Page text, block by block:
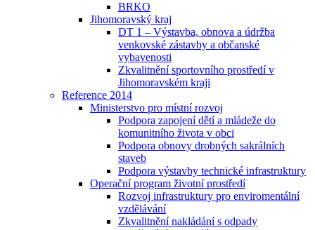
BRKO
Jihomoravský kraj
DT 1 – Výstavba, obnova a údržba
venkovské zástavby a občanské
vybavenosti
Zkvalitnění sportovního prostředí v
Jihomoravském kraji
Reference 2014
Ministerstvo pro místní rozvoj
Podpora zapojení dětí a mládeže do
komunitního života v obci
Podpora obnovy drobných sakrálních
staveb
Podpora výstavby technické infrastruktury
Operační program životní prostředí
Rozvoj infrastruktury pro enviromentální
vzdělávání
Zkvalitnění nakládání s odpady